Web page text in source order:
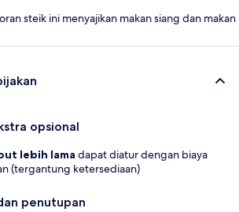
steik ini menyajikan makan siang dan makan
opsional
lebih lama dapat diatur dengan biaya
(tergantung ketersediaan)
penutupan